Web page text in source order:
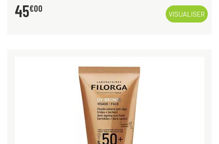
45€00
VISUALISER